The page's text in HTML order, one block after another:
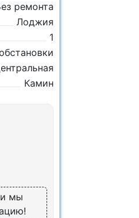
ремонта
Лоджия
1
Камин
мы